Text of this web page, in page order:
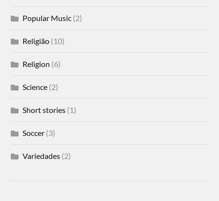
Popular Music (2)
Religião (10)
Religion (6)
Science (2)
Short stories (1)
Soccer (3)
Variedades (2)